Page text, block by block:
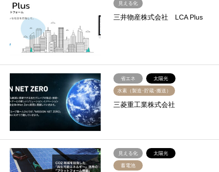
見える化
三井物産株式会社 LCA Plus
省エネ 太陽光
水素（製造･貯蔵･搬送）
三菱重工業株式会社
見える化 太陽光
蓄電池